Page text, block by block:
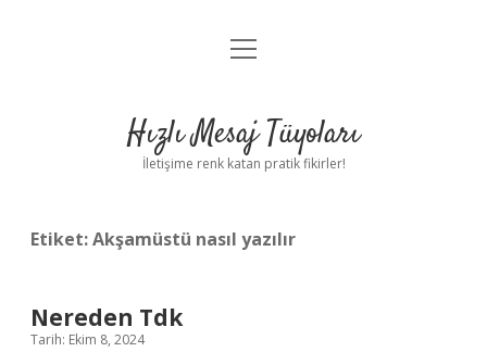
Anasayfa
Yasal Uyarı
menüyü
Hızlı Mesaj Tüyoları
İletişime renk katan pratik fikirler!
Etiket:Akşamüstü nasıl yazılır
Nereden Tdk
Tarih: Ekim 8, 2024